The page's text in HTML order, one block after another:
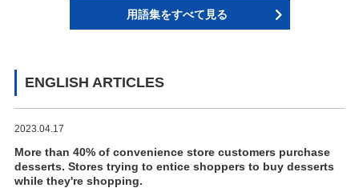
用語集をすべて見る
ENGLISH ARTICLES
2023.04.17
More than 40% of convenience store customers purchase
desserts. Stores trying to entice shoppers to buy desserts
while they're shopping.